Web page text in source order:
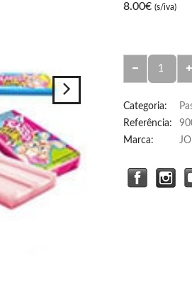
8.00€ (s/iva)
Categoria:
Referência:
Marca: